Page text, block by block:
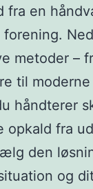
fra en
metoder –
til moderne
håndterer
fra
den
og